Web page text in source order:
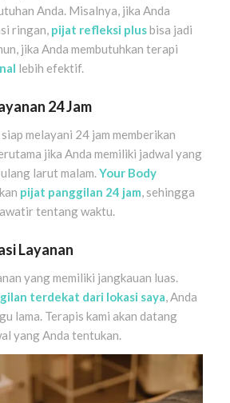
Anda. Misalnya, jika Anda
ringan, pijat refleksi plusbisa jadi
jika Anda membutuhkan terapi
lebih efektif.
24 Jam
melayani 24 jam memberikan
jika Anda memiliki jadwal yang
larut malam.Your Body
pijat panggilan 24 jam, sehingga
tentang waktu.
Layanan
yang memiliki jangkauan luas.
terdekat dari lokasi saya , Anda
lama. Terapis kami akan datang
yang Anda tentukan.